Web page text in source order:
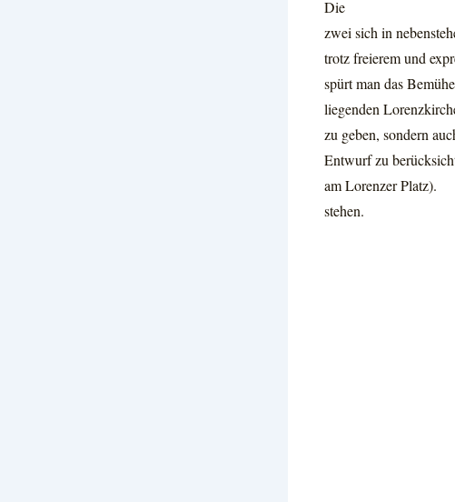
Die
zwei sich in
trotz freierem und
spürt man das
liegenden
zu geben, sondern
Entwurf zu
am Lorenzer Platz).
stehen.